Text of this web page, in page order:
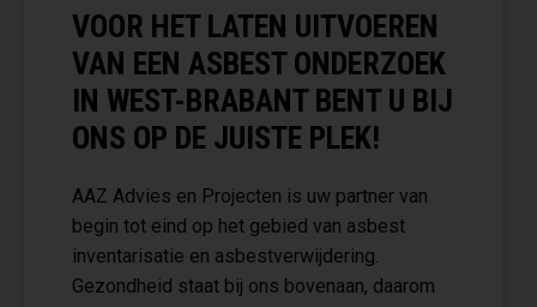
VOOR HET LATEN UITVOEREN
VAN EEN ASBEST ONDERZOEK
IN WEST-BRABANT BENT U BIJ
ONS OP DE JUISTE PLEK!
AAZ Advies en Projecten is uw partner van
begin tot eind op het gebied van asbest
inventarisatie en asbestverwijdering.
Gezondheid staat bij ons bovenaan, daarom